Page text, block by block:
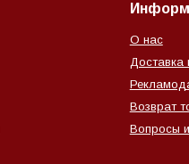
О нас
Доставка
Возврат
Вопросы